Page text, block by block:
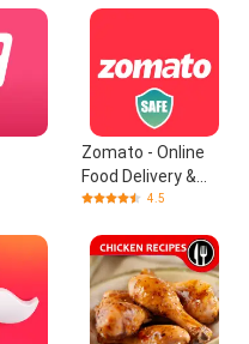
Zomato - Online
Food Delivery &
Restaurant
4.5